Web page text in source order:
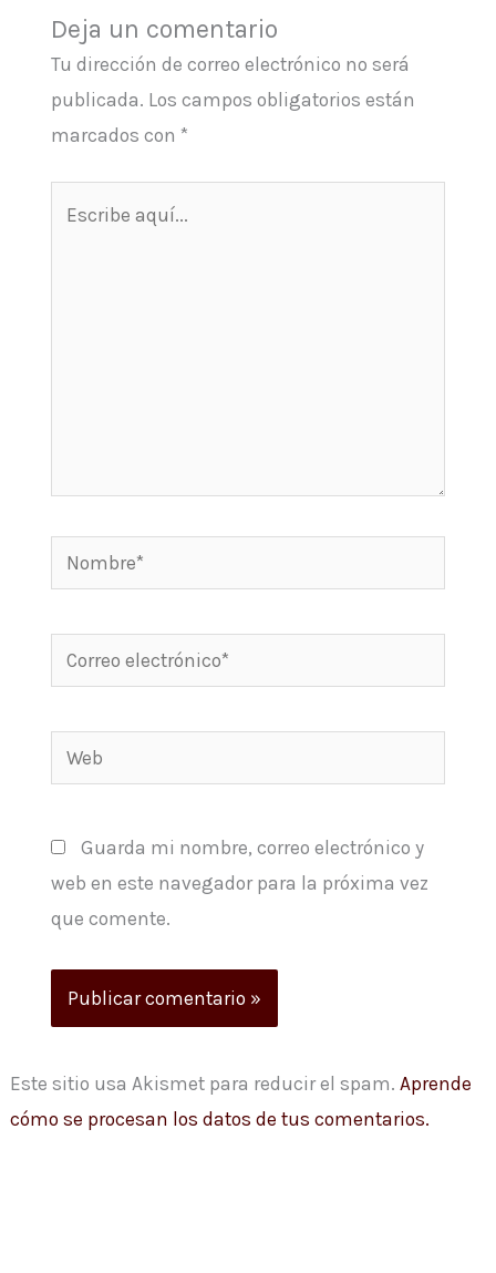
Deja un comentario
Tu dirección de correo electrónico no será
publicada. Los campos obligatorios están
marcados con *
Nombre*
Correo
electrónico*
Web
Guarda mi nombre, correo electrónico y
web en este navegador para la próxima vez
que comente.
Este sitio usa Akismet para reducir el spam. Aprende
cómo se procesan los datos de tus comentarios.